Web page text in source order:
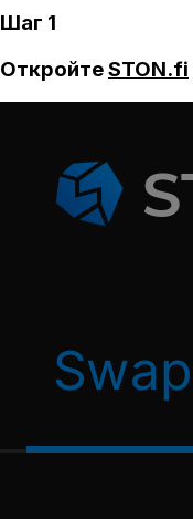
Шаг 1
ОткройтеSTON.fi